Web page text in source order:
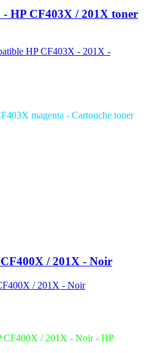
HP CF403X / 201X toner
magenta - Cartouche toner
/ 201X - Noir
CF400X / 201X - Noir - HP